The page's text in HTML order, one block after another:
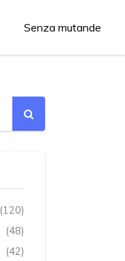
Senza mutande
(120)
(48)
(42)